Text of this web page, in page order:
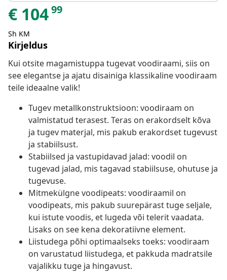
€ 10499
Sh KM
Kirjeldus
Kui otsite magamistuppa tugevat voodiraami, siis on
see elegantse ja ajatu disainiga klassikaline voodiraam
teile ideaalne valik!
Tugev metallkonstruktsioon: voodiraam on
valmistatud terasest. Teras on erakordselt kõva
ja tugev materjal, mis pakub erakordset tugevust
ja stabiilsust.
Stabiilsed ja vastupidavad jalad: voodil on
tugevad jalad, mis tagavad stabiilsuse, ohutuse ja
tugevuse.
Mitmekülgne voodipeats: voodiraamil on
voodipeats, mis pakub suurepärast tuge seljale,
kui istute voodis, et lugeda või telerit vaadata.
Lisaks on see kena dekoratiivne element.
Liistudega põhi optimaalseks toeks: voodiraam
on varustatud liistudega, et pakkuda madratsile
vajalikku tuge ja hingavust.